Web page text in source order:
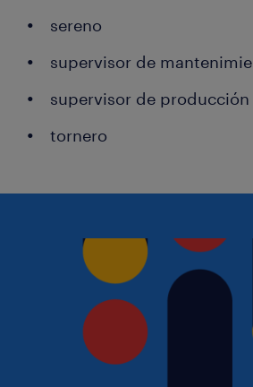
sereno
supervisor de
supervisor de producción
tornero